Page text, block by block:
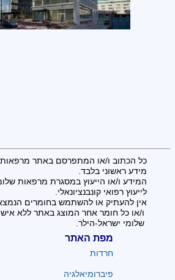
כל הכתוב ו/או המתפרסם באתר מרפאות
מידע ראשוני בלבד.
המידע ו/או הייעוץ במסגרת מרפאות
לייעוץ רפואי קונבנציונאלי.
אין להעתיק או להשתמש בחומרים
ו/או כל חומר אחר המוצג באתר ללא
שלומי ישראל-הילר.
מפת האתר
חרדות
פיברומיאלגיה